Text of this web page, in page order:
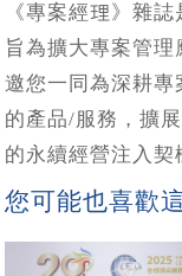
《專案經理》雜
旨為擴大專案管理
邀您一同為深耕
的產品/服務，擴
的永續經營注入契
您可能也喜歡